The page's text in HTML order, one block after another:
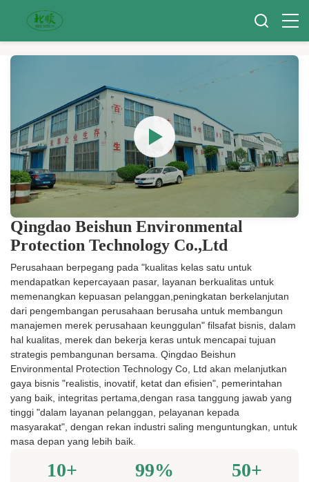
Qingdao Beishun Environmental
Protection Technology Co.,Ltd
Perusahaan berpegang pada "kualitas kelas satu untuk
mendapatkan kepercayaan pasar, layanan berkualitas untuk
memenangkan kepuasan pelanggan,peningkatan berkelanjutan
dari pengembangan perusahaan berusaha untuk membangun
manajemen merek perusahaan keunggulan" filsafat bisnis, dalam
hal kualitas, merek dan bekerja keras untuk mencapai tujuan
strategis pembangunan bersama. Qingdao Beishun
Environmental Protection Technology Co, Ltd akan melanjutkan
gaya bisnis "realistis, inovatif, ketat dan efisien", pemerintahan
yang baik, integritas pertama,dengan rasa tanggung jawab yang
tinggi "dalam layanan pelanggan, pelayanan kepada
masyarakat", dengan rekan industri saling menguntungkan, untuk
masa depan yang lebih baik.
10+ 99% 50+